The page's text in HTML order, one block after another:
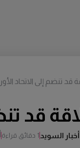
السويد1 دقائق قراءة
قد
قد تنضم إلى الاتحاد